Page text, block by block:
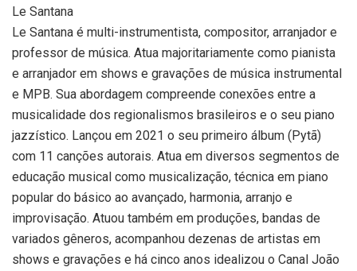
Le Santana
Le Santana é multi-instrumentista, compositor, arranjador e
professor de música. Atua majoritariamente como pianista
e arranjador em shows e gravações de música instrumental
e MPB. Sua abordagem compreende conexões entre a
musicalidade dos regionalismos brasileiros e o seu piano
jazzístico. Lançou em 2021 o seu primeiro álbum (Pytã)
com 11 canções autorais. Atua em diversos segmentos de
educação musical como musicalização, técnica em piano
popular do básico ao avançado, harmonia, arranjo e
improvisação. Atuou também em produções, bandas de
variados gêneros, acompanhou dezenas de artistas em
shows e gravações e há cinco anos idealizou o Canal João